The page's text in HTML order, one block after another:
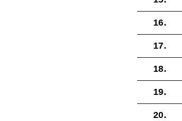
16.
17.
18.
19.
20.